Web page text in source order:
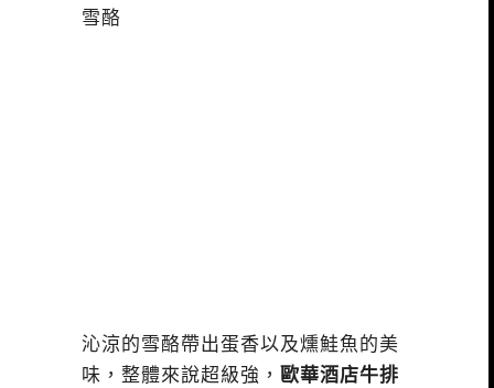
雪酪
沁涼的雪酪帶出蛋香以及燻鮭魚的美
味，整體來說超級強， 歐華酒店牛排